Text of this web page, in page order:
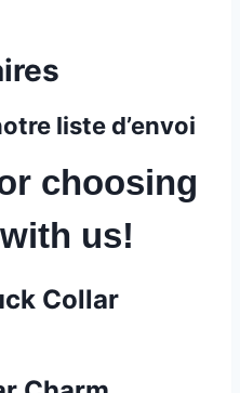
liste d’envoi
choosing
us!
Collar